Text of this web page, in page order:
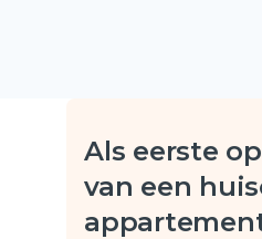
Als eerste
van een huis